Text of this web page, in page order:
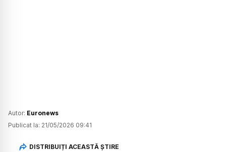
Autor: Euronews
Publicat la: 21/05/2026 09:41
DISTRIBUIȚI ACEASTĂ ȘTIRE